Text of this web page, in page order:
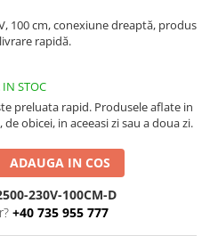
100 cm, conexiune dreaptă, produs
rapidă.
IN STOC
preluata rapid. Produsele aflate in
obicei, in aceeasi zi sau a doua zi.
ADAUGA IN COS
230V-100CM-D
+40 735 955 777